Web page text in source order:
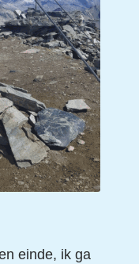
einde, ik ga